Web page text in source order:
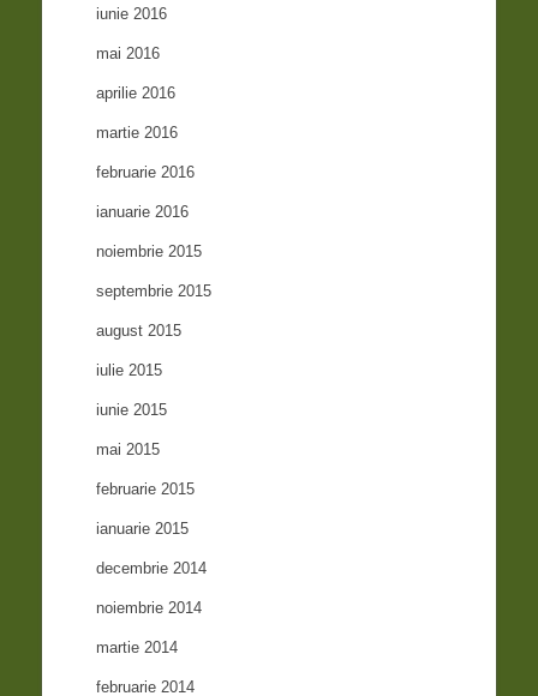
iunie 2016
mai 2016
aprilie 2016
martie 2016
februarie 2016
ianuarie 2016
noiembrie 2015
septembrie 2015
august 2015
iulie 2015
iunie 2015
mai 2015
februarie 2015
ianuarie 2015
decembrie 2014
noiembrie 2014
martie 2014
februarie 2014